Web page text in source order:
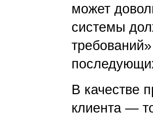
может
системы
В качестве
клиента —